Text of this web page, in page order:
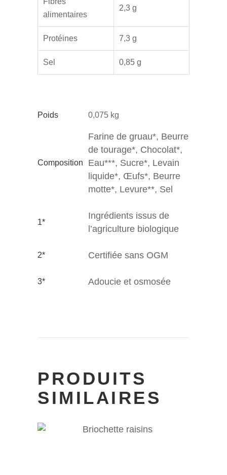
alimentaires
2,3 g
Protéines 7,3 g
Sel 0,85 g
Poids 0,075 kg
Composition
Farine de gruau*, Beurre
de tourage*, Chocolat*,
Eau***, Sucre*, Levain
liquide*, Œufs*, Beurre
motte*, Levure**, Sel
1*
Ingrédients issus de
l’agriculture biologique
2* Certifiée sans OGM
3* Adoucie et osmosée
PRODUITS
SIMILAIRES